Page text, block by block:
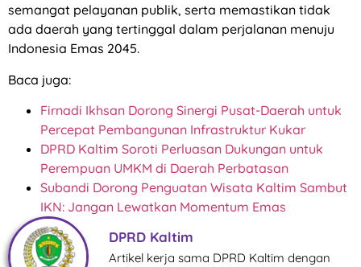
semangat pelayanan publik, serta memastikan tidak
ada daerah yang tertinggal dalam perjalanan menuju
Indonesia Emas 2045.
Baca juga:
Firnadi Ikhsan Dorong Sinergi Pusat-Daerah untuk
Percepat Pembangunan Infrastruktur Kukar
DPRD Kaltim Soroti Perluasan Dukungan untuk
Perempuan UMKM di Daerah Perbatasan
Subandi Dorong Penguatan Wisata Kaltim Sambut
IKN: Jangan Lewatkan Momentum Emas
DPRD Kaltim
Artikel kerja sama DPRD Kaltim dengan